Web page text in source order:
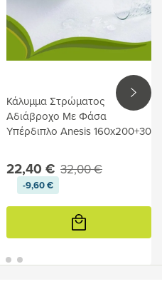
Κάλυμμα Στρώματος
Αδιάβροχο Με Φάσα
Υπέρδιπλο Anesis 160x200+30
22,40 € 32,00 €
-9,60 €
Προσθήκη
καλάθι